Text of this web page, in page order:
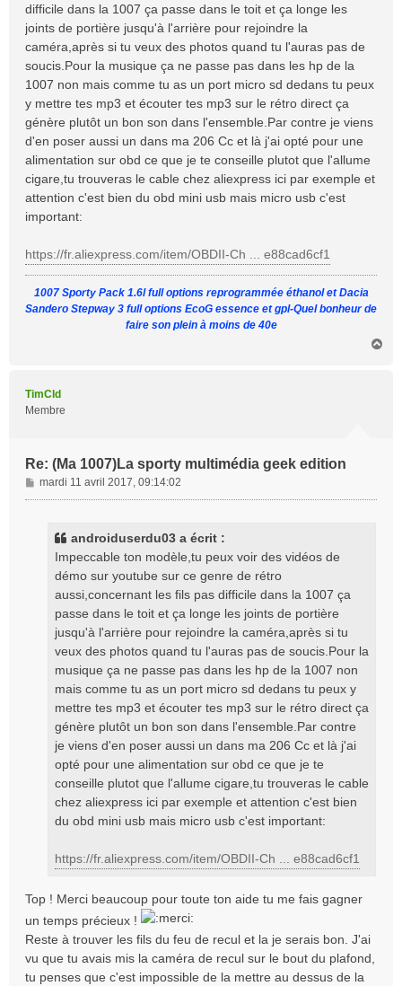
g
e
difficile dans la 1007 ça passe dans le toit et ça longe les
joints de portière jusqu'à l'arrière pour rejoindre la
caméra,après si tu veux des photos quand tu l'auras pas de
soucis.Pour la musique ça ne passe pas dans les hp de la
1007 non mais comme tu as un port micro sd dedans tu peux
y mettre tes mp3 et écouter tes mp3 sur le rétro direct ça
génère plutôt un bon son dans l'ensemble.Par contre je viens
d'en poser aussi un dans ma 206 Cc et là j'ai opté pour une
alimentation sur obd ce que je te conseille plutot que l'allume
cigare,tu trouveras le cable chez aliexpress ici par exemple et
attention c'est bien du obd mini usb mais micro usb c'est
important:
https://fr.aliexpress.com/item/OBDII-Ch ... e88cad6cf1
1007 Sporty Pack 1.6l full options reprogrammée éthanol et Dacia
Sandero Stepway 3 full options EcoG essence et gpl-Quel bonheur de
faire son plein à moins de 40e
TimCld
Membre
Re: (Ma 1007)La sporty multimédia geek edition
M
e
mardi 11 avril 2017, 09:14:02
androiduserdu03 a écrit :
Impeccable ton modèle,tu peux voir des vidéos de
démo sur youtube sur ce genre de rétro
aussi,concernant les fils pas difficile dans la 1007 ça
passe dans le toit et ça longe les joints de portière
jusqu'à l'arrière pour rejoindre la caméra,après si tu
veux des photos quand tu l'auras pas de soucis.Pour la
musique ça ne passe pas dans les hp de la 1007 non
mais comme tu as un port micro sd dedans tu peux y
mettre tes mp3 et écouter tes mp3 sur le rétro direct ça
génère plutôt un bon son dans l'ensemble.Par contre
je viens d'en poser aussi un dans ma 206 Cc et là j'ai
opté pour une alimentation sur obd ce que je te
conseille plutot que l'allume cigare,tu trouveras le cable
chez aliexpress ici par exemple et attention c'est bien
du obd mini usb mais micro usb c'est important:
https://fr.aliexpress.com/item/OBDII-Ch ... e88cad6cf1
Top ! Merci beaucoup pour toute ton aide tu me fais gagner
un temps précieux !
Reste à trouver les fils du feu de recul et la je serais bon. J'ai
vu que tu avais mis la caméra de recul sur le bout du plafond,
tu penses que c'est impossible de la mettre au dessus de la